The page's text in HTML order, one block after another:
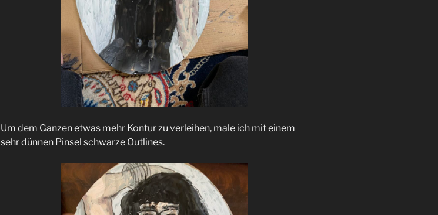
Um dem Ganzen etwas mehr Kontur zu verleihen, male ich mit einem
sehr dünnen Pinsel schwarze Outlines.